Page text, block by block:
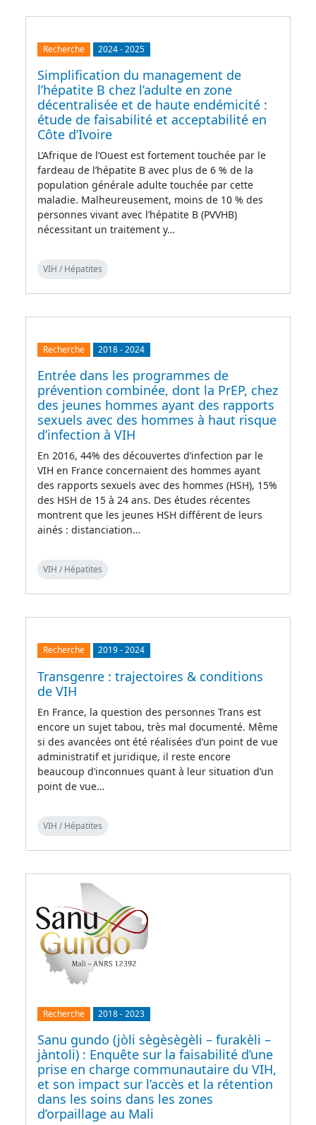
Recherche 2024-2025
Simplification du management de
l’hépatite B chez l’adulte en zone
décentralisée et de haute endémicité :
étude de faisabilité et acceptabilité en
Côte d’Ivoire
L’Afrique de l’Ouest est fortement touchée par le
fardeau de l’hépatite B avec plus de 6 % de la
population générale adulte touchée par cette
maladie. Malheureusement, moins de 10 % des
personnes vivant avec l’hépatite B (PVVHB)
nécessitant un traitement y…
VIH / Hépatites
Recherche 2018-2024
Entrée dans les programmes de
prévention combinée, dont la PrEP, chez
des jeunes hommes ayant des rapports
sexuels avec des hommes à haut risque
d’infection à VIH
En 2016, 44% des découvertes d’infection par le
VIH en France concernaient des hommes ayant
des rapports sexuels avec des hommes (HSH), 15%
des HSH de 15 à 24 ans. Des études récentes
montrent que les jeunes HSH différent de leurs
ainés : distanciation…
VIH / Hépatites
Recherche 2019-2024
Transgenre : trajectoires & conditions
de VIH
En France, la question des personnes Trans est
encore un sujet tabou, très mal documenté. Même
si des avancées ont été réalisées d’un point de vue
administratif et juridique, il reste encore
beaucoup d’inconnues quant à leur situation d’un
point de vue…
VIH / Hépatites
Recherche 2018-2023
Sanu gundo (jòli sègèsègèli – furakèli –
jàntoli) : Enquête sur la faisabilité d’une
prise en charge communautaire du VIH,
et son impact sur l’accès et la rétention
dans les soins dans les zones
d’orpaillage au Mali